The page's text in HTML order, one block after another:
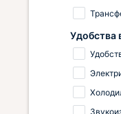
Удобства